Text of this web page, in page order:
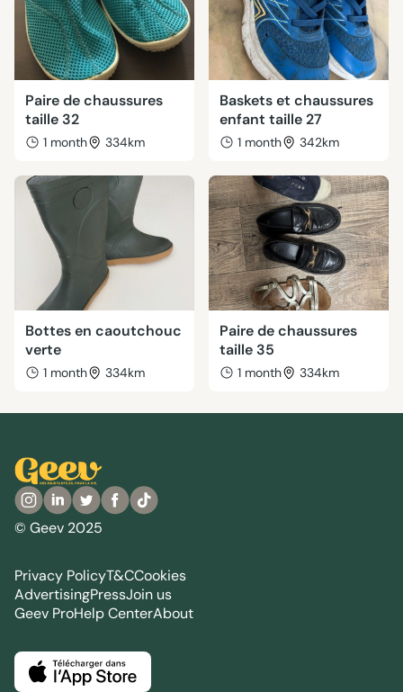
Paire de chaussures
taille 32
1 month 334km
Baskets et chaussures
enfant taille 27
1 month 342km
Bottes en caoutchouc
verte
1 month 334km
Paire de chaussures
taille 35
1 month 334km
© Geev 2025
Privacy PolicyT&CCookies
AdvertisingPressJoin us
Geev ProHelp CenterAbout